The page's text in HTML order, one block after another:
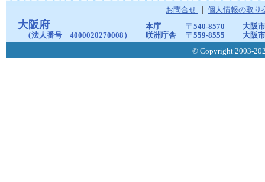
お問合せ 個人情報の取り
大阪府
（法人番号 4000020270008）
本庁 〒540-8570
大阪
咲洲庁舎
〒559-8555
大阪
© Copyright 2003-